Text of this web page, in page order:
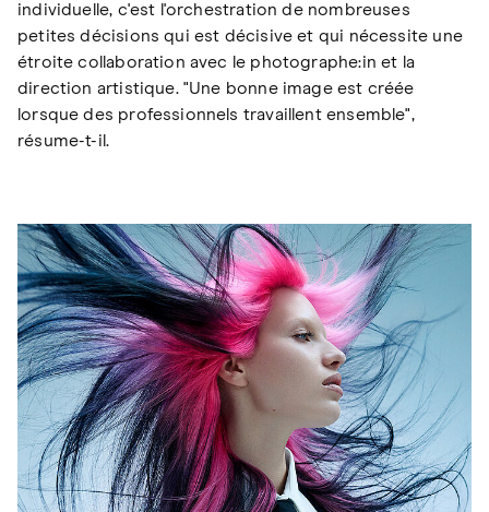
individuelle, c'est l'orchestration de nombreuses
petites décisions qui est décisive et qui nécessite une
étroite collaboration avec le photographe:in et la
direction artistique. "Une bonne image est créée
lorsque des professionnels travaillent ensemble",
résume-t-il.